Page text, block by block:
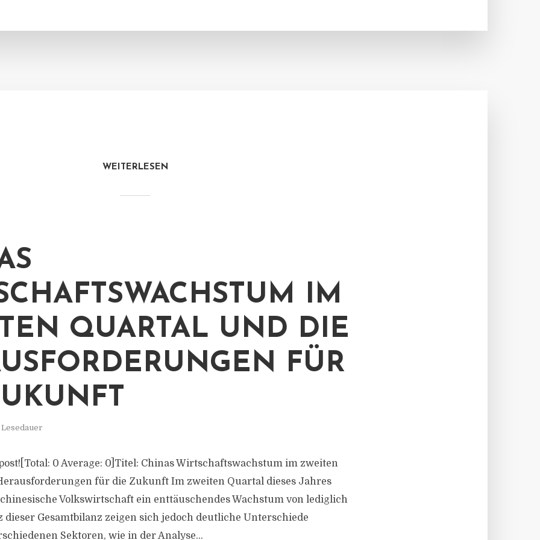
WEITERLESEN
IM
QUARTAL UND DIE
FÜR
Lesedauer
0 Average: 0]Titel: Chinas Wirtschaftswachstum im zweiten
für die Zukunft Im zweiten Quartal dieses Jahres
Volkswirtschaft ein enttäuschendes Wachstum von lediglich
dieser Gesamtbilanz zeigen sich jedoch deutliche Unterschiede
Sektoren, wie in der Analyse...